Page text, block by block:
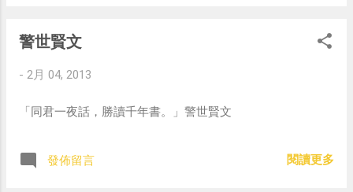
警世賢文
- 2月 04, 2013
「同君一夜話，勝讀千年書。」警世賢文
發佈留言 閱讀更多